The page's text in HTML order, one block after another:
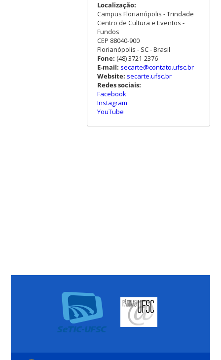
Localização:
Campus Florianópolis - Trindade
Centro de Cultura e Eventos -
Fundos
CEP 88040-900
Florianópolis - SC - Brasil
Fone: (48) 3721-2376
E-mail: secarte@contato.ufsc.br
Website: secarte.ufsc.br
Redes sociais:
Facebook
Instagram
YouTube